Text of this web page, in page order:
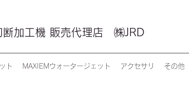
断加工機 販売代理店 ㈱JRD
ト MAXIEMウォータージェット アクセサリ その他